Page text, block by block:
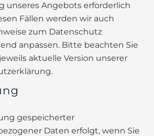
unseres Angebots erforderlich
Fällen werden wir auch
zum Datenschutz
anpassen. Bitte beachten Sie
aktuelle Version unserer
gespeicherter
Daten erfolgt, wenn Sie